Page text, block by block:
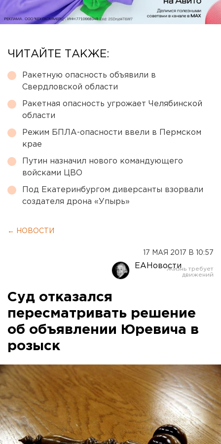
ЧИТАЙТЕ ТАКЖЕ:
Ракетную опасность объявили в
Свердловской области
Ракетная опасность угрожает Челябинской
области
Режим БПЛА-опасности ввели в Пермском
крае
Путин назначил нового командующего
войсками ЦВО
Под Екатеринбургом диверсанты взорвали
создателя дрона «Упырь»
← НОВОСТИ
17 МАЯ 2017 В 10:57
ЕАНовости
Суд отказался
пересматривать решение
об объявлении Юревича в
розыск